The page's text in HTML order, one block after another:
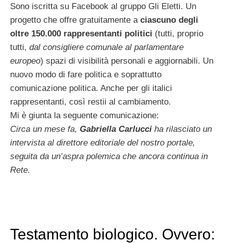
Sono iscritta su Facebook al gruppo Gli Eletti. Un
progetto che offre gratuitamente a ciascuno degli
oltre 150.000 rappresentanti politici (tutti, proprio
tutti, dal consigliere comunale al parlamentare
europeo) spazi di visibilità personali e aggiornabili. Un
nuovo modo di fare politica e soprattutto
comunicazione politica. Anche per gli italici
rappresentanti, così restii al cambiamento.
Mi è giunta la seguente comunicazione:
Circa un mese fa, Gabriella Carlucci ha rilasciato un
intervista al direttore editoriale del nostro portale,
seguita da un’aspra polemica che ancora continua in
Rete.
Testamento biologico. Ovvero: